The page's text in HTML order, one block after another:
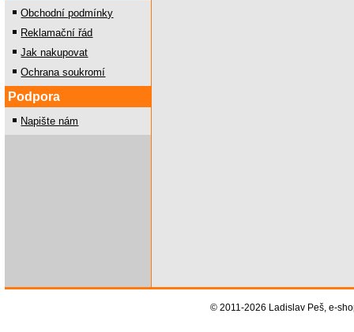
Obchodní podmínky
Reklamační řád
Jak nakupovat
Ochrana soukromí
Podpora
Napište nám
© 2011-2026 Ladislav Peš, e-